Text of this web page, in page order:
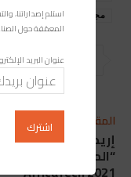
مجلة صناعة المغرب
المقال التالي
إريكسون تناقش
“المستقبل المُتصِل”
AfricaTech 2021
استلم إصداراتنا،
المعمّقة حول
عنوان البريد